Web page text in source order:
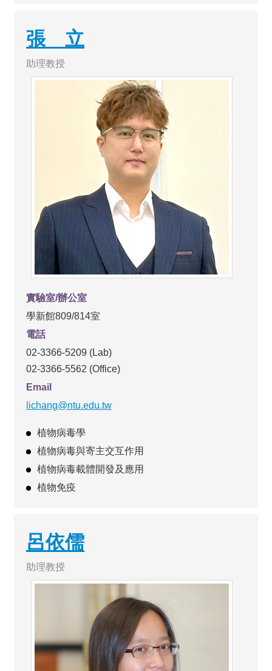
張 立
助理教授
實驗室/辦公室
學新館809/814室
電話
02-3366-5209 (Lab)
02-3366-5562 (Office)
Email
lichang@ntu.edu.tw
植物病毒學
植物病毒與寄主交互作用
植物病毒載體開發及應用
植物免疫
呂依儒
助理教授